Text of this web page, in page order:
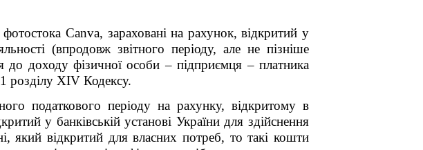
фотостокаCanva, зараховані на рахунок, відкритий у
(впродовж звітного періоду, але не пізніше
до доходу фізичної особи – підприємця – платника
розділу XIV Кодексу.
податкового періоду на рахунку, відкритому в
у банківській установі України для здійснення
який відкритий для власних потреб, то такі кошти